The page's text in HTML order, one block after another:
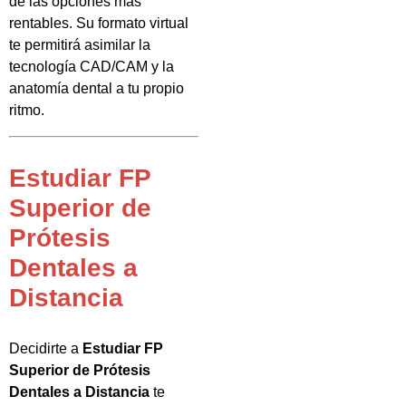
rentables. Su formato virtual
te permitirá asimilar la
tecnología CAD/CAM y la
anatomía dental a tu propio
ritmo.
Estudiar FP
Superior de
Prótesis
Dentales a
Distancia
Decidirte a Estudiar FP
Superior de Prótesis
Dentales a Distancia te